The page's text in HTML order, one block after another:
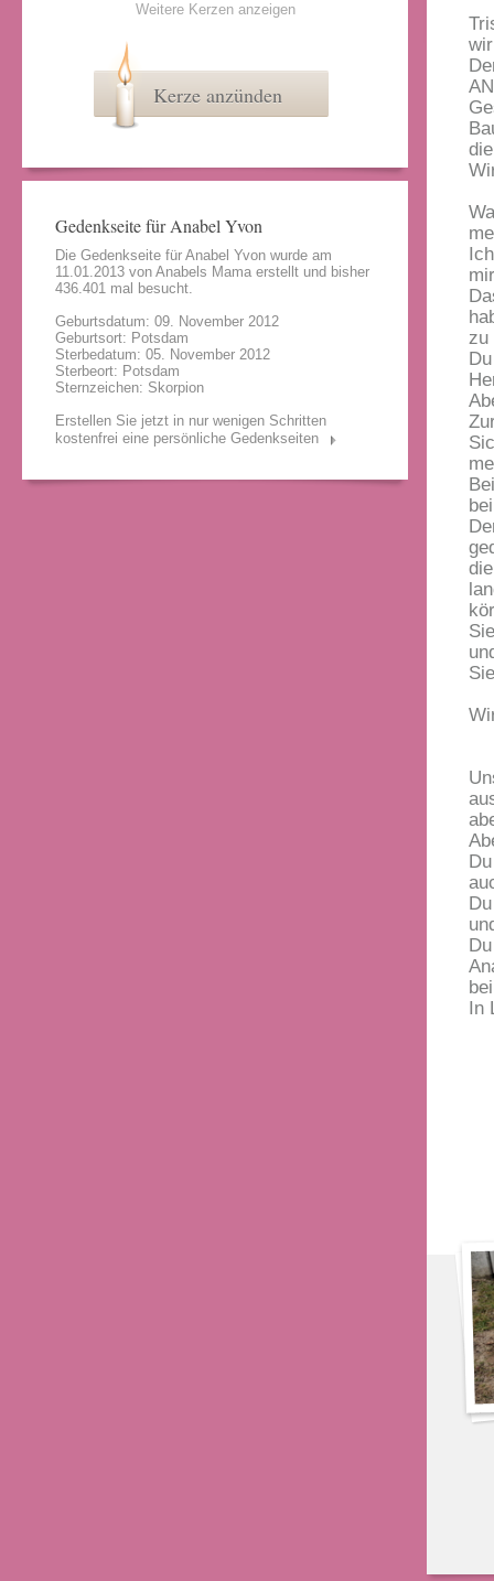
zu
In
Weitere Kerzen anzeigen
Kerze anzünden
Gedenkseite für Anabel Yvon
Die Gedenkseite für Anabel Yvon wurde am
11.01.2013 von Anabels Mama erstellt und bisher
436.401 mal besucht.
Geburtsdatum: 09. November 2012
Geburtsort: Potsdam
Sterbedatum: 05. November 2012
Sterbeort: Potsdam
Sternzeichen: Skorpion
Erstellen Sie jetzt in nur wenigen Schritten
kostenfrei eine persönliche Gedenkseiten